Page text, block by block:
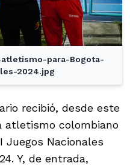
para-Bogota-
2024.jpg
recibió, desde este
atletismo colombiano
Nacionales
Y, de entrada,